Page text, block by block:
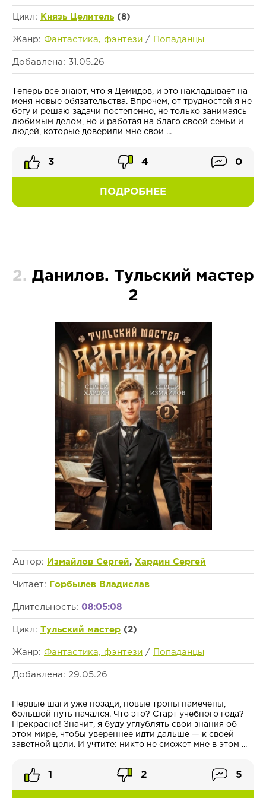
Цикл: Князь Целитель (8)
Жанр: Фантастика, фэнтези / Попаданцы
Добавлена: 31.05.26
Теперь все знают, что я Демидов, и это накладывает на
меня новые обязательства. Впрочем, от трудностей я не
бегу и решаю задачи постепенно, не только занимаясь
любимым делом, но и работая на благо своей семьи и
людей, которые доверили мне свои ...
ПОДРОБНЕЕ
3 4 0
2. Данилов. Тульский мастер
2
Автор: Измайлов Сергей, Хардин Сергей
Читает: Горбылев Владислав
Длительность: 08:05:08
Цикл: Тульский мастер (2)
Жанр: Фантастика, фэнтези / Попаданцы
Добавлена: 29.05.26
Первые шаги уже позади, новые тропы намечены,
большой путь начался. Что это? Старт учебного года?
Прекрасно! Значит, я буду углублять свои знания об
этом мире, чтобы увереннее идти дальше — к своей
заветной цели. И учтите: никто не сможет мне в этом ...
1 2 5